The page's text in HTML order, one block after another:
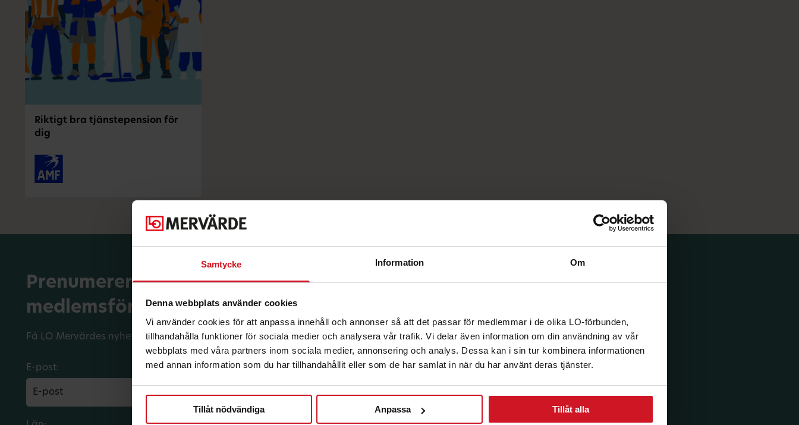
Samtycke Information Om
Denna webbplats använder cookies
Vi använder cookies för att anpassa innehåll och annonser så att det passar för medlemmar i de olika LO-förbunden,
tillhandahålla funktioner för sociala medier och analysera vår trafik. Vi delar även information om din användning av vår
webbplats med våra partners inom sociala medier, annonsering och analys. Dessa kan i sin tur kombinera informationen
med annan information som du har tillhandahållit eller som de har samlat in när du har använt deras tjänster.
Tillåt nödvändiga Anpassa Tillåt alla
Riktigt bra tjänstepension för
dig
Prenumerera på dina
medlemsförmåner.
Få LO Mervärdes nyhetsbrev varje månad till din inkorg.
E-post: